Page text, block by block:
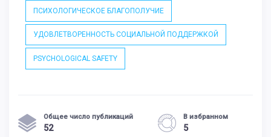
ПСИХОЛОГИЧЕСКОЕ БЛАГОПОЛУЧИЕ
УДОВЛЕТВОРЕННОСТЬ СОЦИАЛЬНОЙ ПОДДЕРЖКОЙ
PSYCHOLOGICAL SAFETY
Общее число публикаций
52
В избранном
5